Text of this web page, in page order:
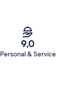
9,0
Personal & Service